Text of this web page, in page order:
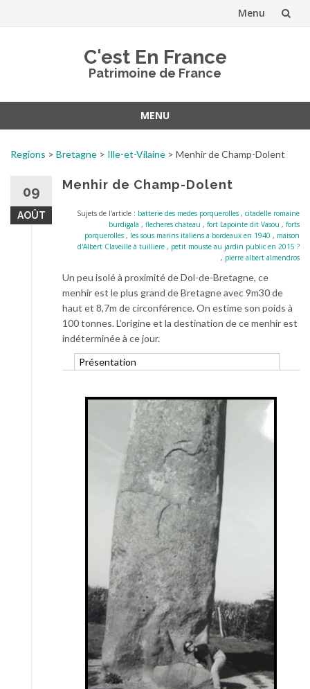
Menu
C'est En France
Patrimoine de France
MENU
Regions > Bretagne > Ille-et-Vilaine > Menhir de Champ-Dolent
09
AOÛT
Menhir de Champ-Dolent
Sujets de l'article : batterie des medes porquerolles , citadelle romaine
burdigala , flecheres chateau , fort Lapointe dit Vasou , forts
porquerolles , les sous marins italiens a bordeaux en 1940 , maison
d'Albert Claveille à tuilliere , petit mousse au jardin public en 2015 ?
, pierre albert almendros
Un peu isolé à proximité de Dol-de-Bretagne, ce
menhir est le plus grand de Bretagne avec 9m30 de
haut et 8,7m de circonférence. On estime son poids à
100 tonnes. L’origine et la destination de ce menhir est
indéterminée à ce jour.
Présentation